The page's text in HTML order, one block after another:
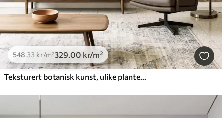
548.33kr/m²329.00 kr/m²
Teksturert botanisk kunst, ulike planter og blader i brune og beige nyanser